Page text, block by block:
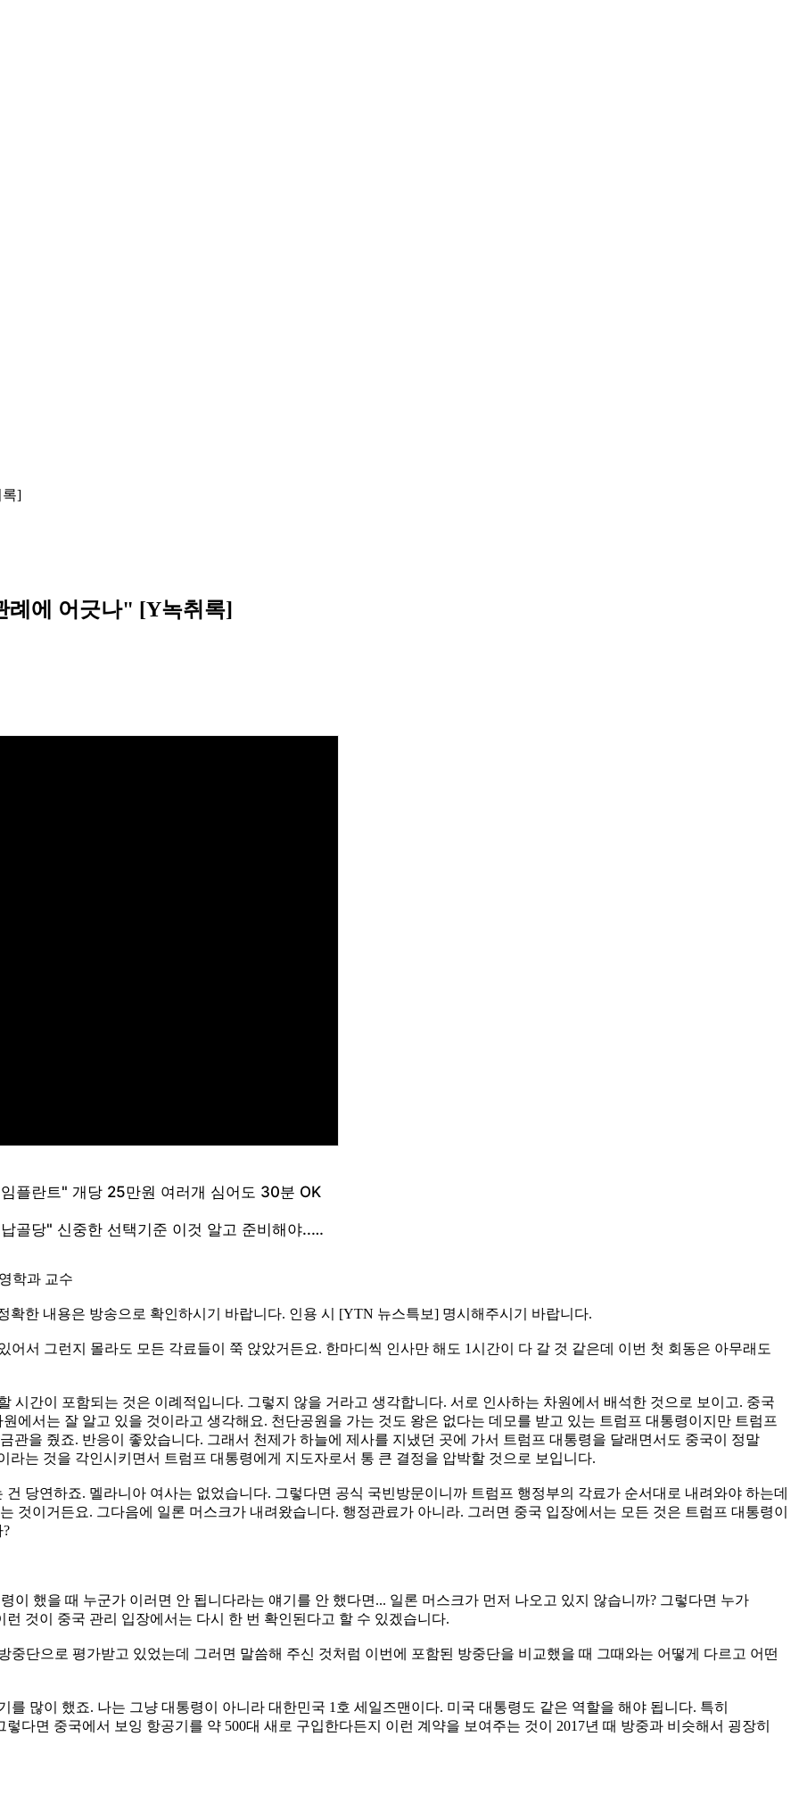
록]
례에 어긋나" [Y녹취록]
학과 교수
한 내용은 방송으로 확인하시기 바랍니다. 인용 시 [YTN 뉴스특보] 명시해주시기 바랍니다.
서 그런지 몰라도 모든 각료들이 쭉 앉았거든요. 한마디씩 인사만 해도 1시간이 다 갈 것 같은데 이번 첫 회동은 아무래도
간이 포함되는 것은 이례적입니다. 그렇지 않을 거라고 생각합니다. 서로 인사하는 차원에서 배석한 것으로 보이고. 중국
에서는 잘 알고 있을 것이라고 생각해요. 천단공원을 가는 것도 왕은 없다는 데모를 받고 있는 트럼프 대통령이지만 트럼프
관을 줬죠. 반응이 좋았습니다. 그래서 천제가 하늘에 제사를 지냈던 곳에 가서 트럼프 대통령을 달래면서도 중국이 정말
는 것을 각인시키면서 트럼프 대통령에게 지도자로서 통 큰 결정을 압박할 것으로 보입니다.
당연하죠. 멜라니아 여사는 없었습니다. 그렇다면 공식 국빈방문이니까 트럼프 행정부의 각료가 순서대로 내려와야 하는데
것이거든요. 그다음에 일론 머스크가 내려왔습니다. 행정관료가 아니라. 그러면 중국 입장에서는 모든 것은 트럼프 대통령이
했을 때 누군가 이러면 안 됩니다라는 얘기를 안 했다면... 일론 머스크가 먼저 나오고 있지 않습니까? 그렇다면 누가
것이 중국 관리 입장에서는 다시 한 번 확인된다고 할 수 있겠습니다.
단으로 평가받고 있었는데 그러면 말씀해 주신 것처럼 이번에 포함된 방중단을 비교했을 때 그때와는 어떻게 다르고 어떤
많이 했죠. 나는 그냥 대통령이 아니라 대한민국 1호 세일즈맨이다. 미국 대통령도 같은 역할을 해야 됩니다. 특히
다면 중국에서 보잉 항공기를 약 500대 새로 구입한다든지 이런 계약을 보여주는 것이 2017년 때 방중과 비슷해서 굉장히